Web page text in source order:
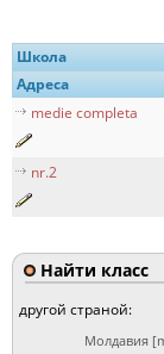
Школа
Адреса
medie completa
nr.2
Найти класс
другой страной:
Молдавия